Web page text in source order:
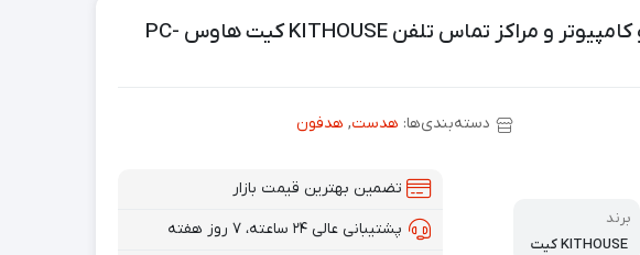
هدفون با کیفیت USB لپتاپ و کامپیوتر و مراکز تماس تلفن KITHOUSE کیت هاوس PC-
دسته‌بندی‌ها: هدست, هدفون
برند
KITHOUSE کیت
تضمین بهترین قیمت بازار
پشتیبانی عالی ۲۴ ساعته، ۷ روز هفته